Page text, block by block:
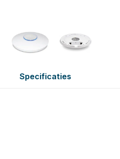
Specificaties